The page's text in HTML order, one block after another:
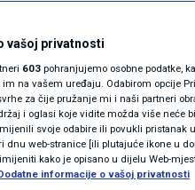
FOTO
vašoj privatnosti
603 pohranjujemo osobne podatke,
na vašem uređaju. Odabirom opcije
za čije pružanje mi i naši partneri
i oglasi koje vidite možda više neće
svoje odabire ili povukli pristanak
dnu web-stranice [ili plutajuće ikone u
kako je opisano u dijelu Web-
informacije o vašoj privatnosti